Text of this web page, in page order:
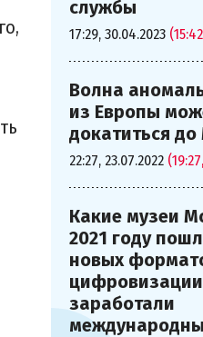
службы
17:29, 30.04.2023
Волна
из Европы
докатиться
22:27, 23.07.2022
Какие музеи
2021 году
новых
цифровизации,
заработали